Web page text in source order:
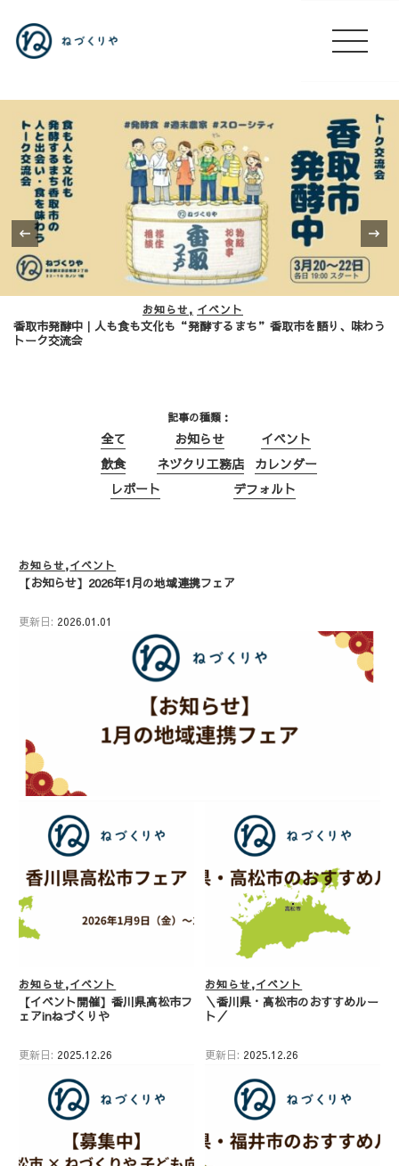
語り、味わう お知らせ レポート
記事の種類
全て お知らせ
イベント
飲食
ネヅクリ工務店
カレンダー
レポート
デフォルト
お知らせ イベント
【お知らせ】2026年1月の地域連携フェア
更新日: 2026.01.01
お知らせ イベント
【イベント開催】香川県高松市フ
ェアinねづくりや
更新日: 2025.12.26
お知らせ イベント
＼香川県・高松市のおすすめルー
ト／
更新日: 2025.12.26